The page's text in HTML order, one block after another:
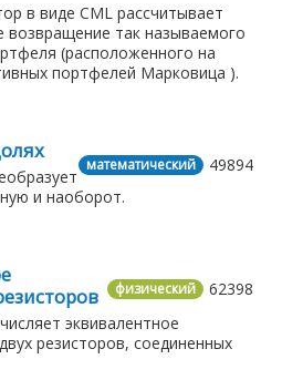
в виде CML рассчитывает
возвращение так называемого
(расположенного на
портфелей Марковица ).
49894
математический
и наоборот.
62398
физический
эквивалентное
резисторов, соединенных